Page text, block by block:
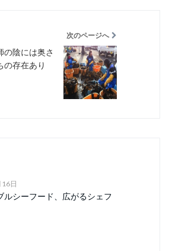
次のページへ
陰には奥さ
の存在あり
日
ルシーフード、広がるシェフ